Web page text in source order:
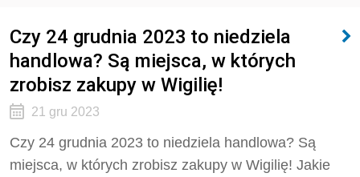
Czy 24 grudnia 2023 to niedziela
handlowa? Są miejsca, w których
zrobisz zakupy w Wigilię!
21 gru 2023
Czy 24 grudnia 2023 to niedziela handlowa? Są
miejsca, w których zrobisz zakupy w Wigilię! Jakie